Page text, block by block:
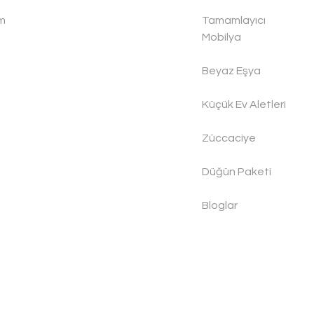
Tamamlayıcı
Mobilya
Beyaz Eşya
Küçük Ev Aletleri
Züccaciye
Düğün Paketi
Bloglar